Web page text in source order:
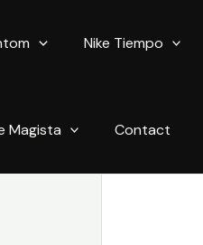
Nike Tiempo
Magista Contact